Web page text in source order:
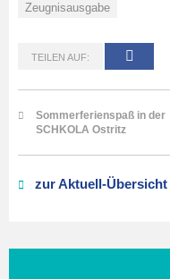
Zeugnisausgabe
TEILEN AUF:
Sommerferienspaß in der
SCHKOLA Ostritz
zur Aktuell-Übersicht